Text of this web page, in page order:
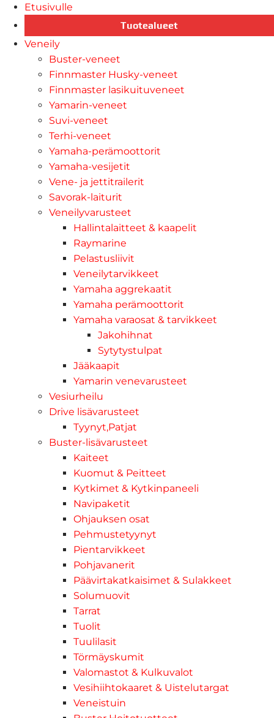
Etusivulle
Tuotealueet
Veneily
Buster-veneet
Finnmaster Husky-veneet
Finnmaster lasikuituveneet
Yamarin-veneet
Suvi-veneet
Terhi-veneet
Yamaha-perämoottorit
Yamaha-vesijetit
Vene- ja jettitrailerit
Savorak-laiturit
Veneilyvarusteet
Hallintalaitteet & kaapelit
Raymarine
Pelastusliivit
Veneilytarvikkeet
Yamaha aggrekaatit
Yamaha perämoottorit
Yamaha varaosat & tarvikkeet
Jakohihnat
Sytytystulpat
Jääkaapit
Yamarin venevarusteet
Vesiurheilu
Drive lisävarusteet
Tyynyt,Patjat
Buster-lisävarusteet
Kaiteet
Kuomut & Peitteet
Kytkimet & Kytkinpaneeli
Navipaketit
Ohjauksen osat
Pehmustetyynyt
Pientarvikkeet
Pohjavanerit
Päävirtakatkaisimet & Sulakkeet
Solumuovit
Tarrat
Tuolit
Tuulilasit
Törmäyskumit
Valomastot & Kulkuvalot
Vesihiihtokaaret & Uistelutargat
Veneistuin